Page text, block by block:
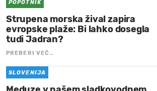
POPOTNIK
Strupena morska žival zapira
evropske plaže: Bi lahko dosegla
tudi Jadran?
PREBERI VEČ…
SLOVENIJA